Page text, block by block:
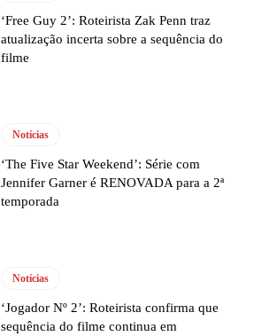
‘Free Guy 2’: Roteirista Zak Penn traz
atualização incerta sobre a sequência do
filme
Notícias
‘The Five Star Weekend’: Série com
Jennifer Garner é RENOVADA para a 2ª
temporada
Notícias
‘Jogador Nº 2’: Roteirista confirma que
sequência do filme continua em